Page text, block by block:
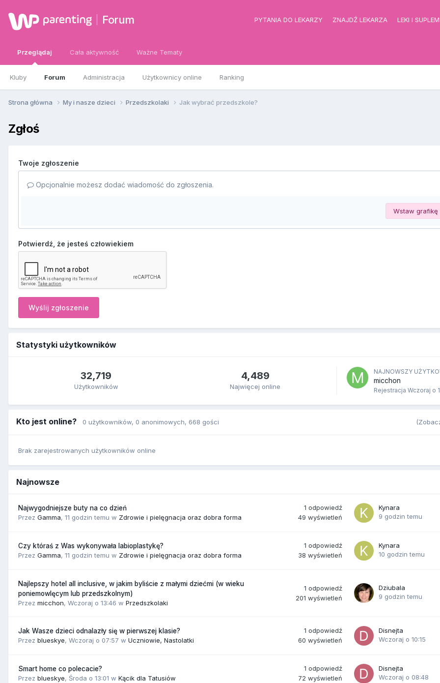
Forum PYTANIA DO LEKARZY ZNAJDŹ LEKARZA LEKI I
Przeglądaj
Kluby Forum Administracja Użytkownicy online Ranking
Cała aktywność Ważne Tematy
Strona główna My i nasze dzieci Przedszkolaki Jak wybrać przedszkole?
Zgłoś
Twoje zgłoszenie
Opcjonalnie możesz dodać wiadomość do zgłoszenia.
Wstaw grafikę
Potwierdź, że jesteś człowiekiem
Wyślij zgłoszenie
Statystyki użytkowników
32,719
Użytkowników
4,489
Najwięcej online
NAJNOWSZY
micchon
Rejestracja Wczoraj o
Kto jest online? 0 użytkowników, 0 anonimowych, 668 gości
Brak zarejestrowanych użytkowników online
Najnowsze
Najwygodniejsze buty na co dzień
Przez Gamma, 11 godzin temu w Zdrowie i pielęgnacja oraz dobra forma
1 odpowiedź
49 wyświetleń
Kynara
9 godzin temu
Czy któraś z Was wykonywała labioplastykę?
Przez Gamma, 11 godzin temu w Zdrowie i pielęgnacja oraz dobra forma
1 odpowiedź
38 wyświetleń
Kynara
10 godzin temu
Najlepszy hotel all inclusive, w jakim byliście z małymi dziećmi (w wieku
poniemowlęcym lub przedszkolnym)
Przez micchon, Wczoraj o 13:46 w Przedszkolaki
1 odpowiedź
201 wyświetleń
Dziubala
9 godzin temu
Jak Wasze dzieci odnalazły się w pierwszej klasie?
Przez blueskye, Wczoraj o 07:57 w Uczniowie, Nastolatki
1 odpowiedź
60 wyświetleń
Disnejta
Wczoraj o 10:15
Smart home co polecacie?
Przez blueskye, Środa o 13:01 w Kącik dla Tatusiów
1 odpowiedź
72 wyświetleń
Disnejta
Wczoraj o 08:48